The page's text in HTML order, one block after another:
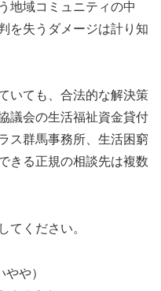
地域コミュニティの中
を失うダメージは計り知
いても、合法的な解決策
議会の生活福祉資金貸付
ス群馬事務所、生活困窮
きる正規の相談先は複数
てください。
や）